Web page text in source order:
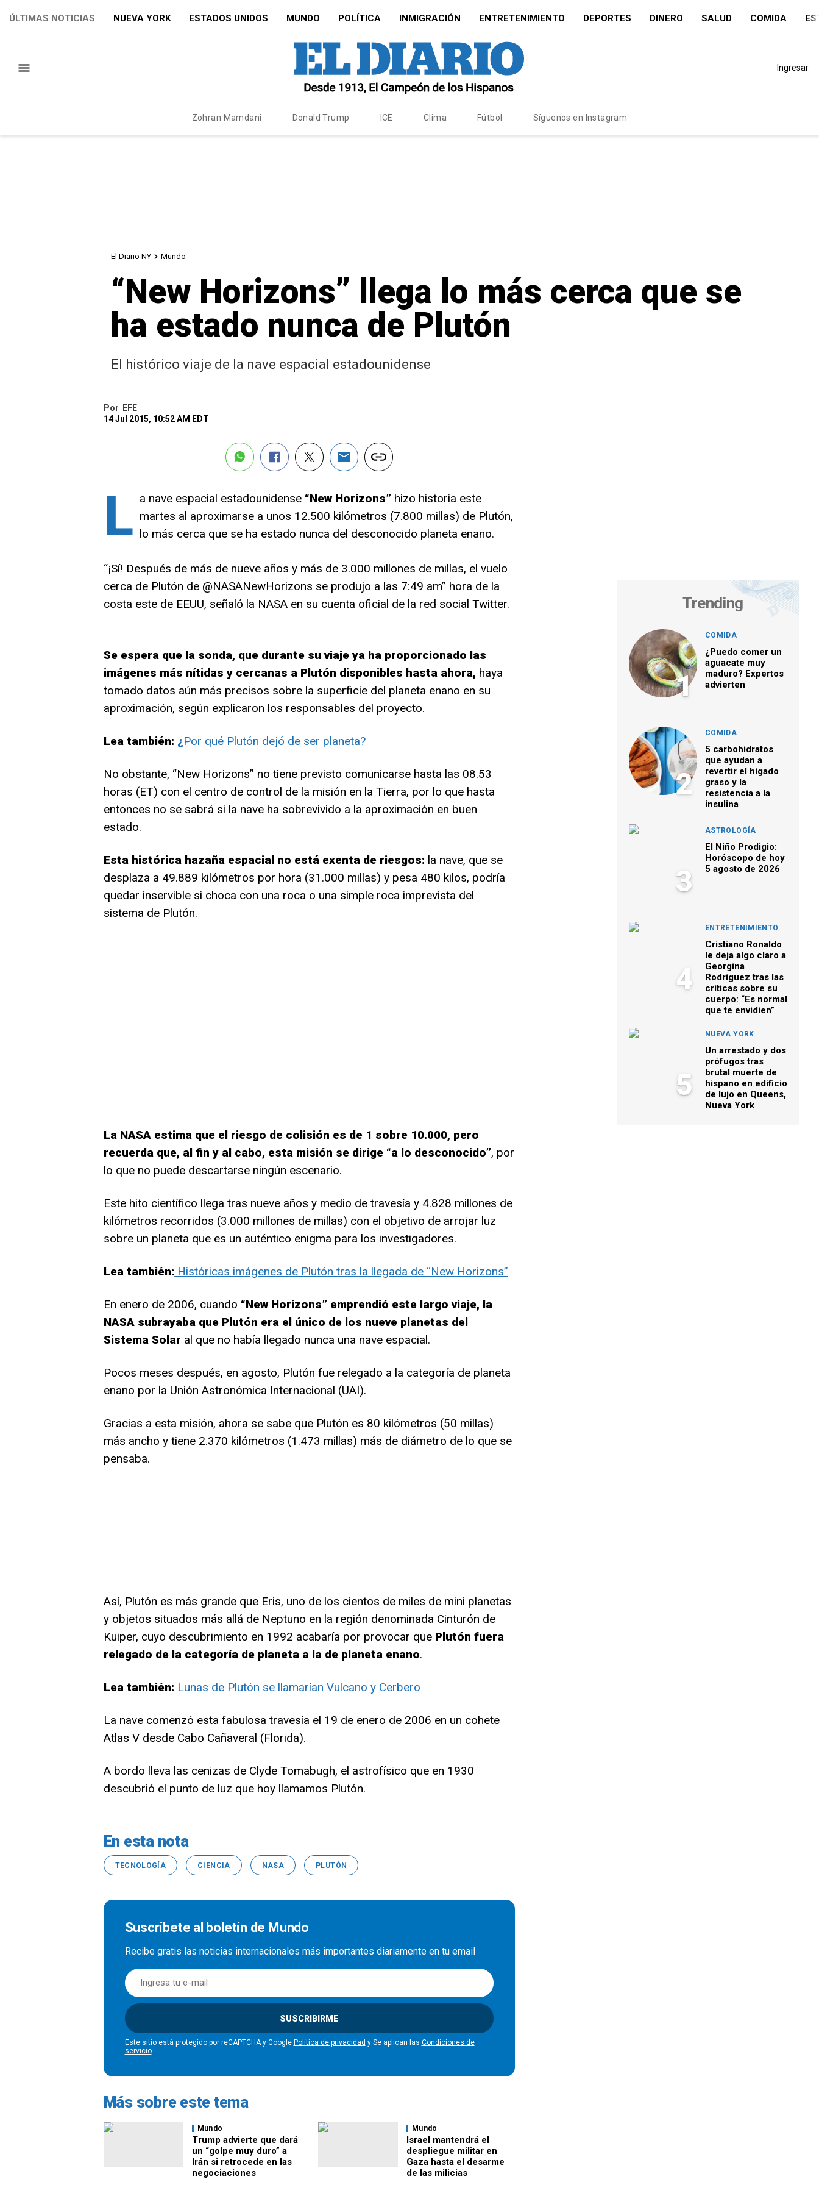
ÚLTIMAS NOTICIAS NUEVA YORK ESTADOS UNIDOS MUNDO POLÍTICA INMIGRACIÓN ENTRETENIMIENTO DEPORTES DINERO SALUD COMIDA
Ingresar
Zohran Mamdani Donald Trump ICE Clima Fútbol Síguenos en Instagram
El Diario NY Mundo
“New Horizons” llega lo más cerca que se
ha estado nunca de Plutón
El histórico viaje de la nave espacial estadounidense
Por
EFE
14 Jul 2015, 10:52 AM EDT
L a nave espacial estadounidense “New Horizons” hizo historia este
martes al aproximarse a unos 12.500 kilómetros (7.800 millas) de Plutón,
lo más cerca que se ha estado nunca del desconocido planeta enano.
“¡Sí! Después de más de nueve años y más de 3.000 millones de millas, el vuelo
cerca de Plutón de @NASANewHorizons se produjo a las 7:49 am” hora de la
costa este de EEUU, señaló la NASA en su cuenta oficial de la red social Twitter.
Se espera que la sonda, que durante su viaje ya ha proporcionado las
imágenes más nítidas y cercanas a Plutón disponibles hasta ahora, haya
tomado datos aún más precisos sobre la superficie del planeta enano en su
aproximación, según explicaron los responsables del proyecto.
Lea también: ¿Por qué Plutón dejó de ser planeta?
No obstante, “New Horizons” no tiene previsto comunicarse hasta las 08.53
horas (ET) con el centro de control de la misión en la Tierra, por lo que hasta
entonces no se sabrá si la nave ha sobrevivido a la aproximación en buen
estado.
Esta histórica hazaña espacial no está exenta de riesgos: la nave, que se
desplaza a 49.889 kilómetros por hora (31.000 millas) y pesa 480 kilos, podría
quedar inservible si choca con una roca o una simple roca imprevista del
sistema de Plutón.
La NASA estima que el riesgo de colisión es de 1 sobre 10.000, pero
recuerda que, al fin y al cabo, esta misión se dirige “a lo desconocido”, por
lo que no puede descartarse ningún escenario.
Este hito científico llega tras nueve años y medio de travesía y 4.828 millones de
kilómetros recorridos (3.000 millones de millas) con el objetivo de arrojar luz
sobre un planeta que es un auténtico enigma para los investigadores.
Lea también: Históricas imágenes de Plutón tras la llegada de “New Horizons”
En enero de 2006, cuando “New Horizons” emprendió este largo viaje, la
NASA subrayaba que Plutón era el único de los nueve planetas del
Sistema Solar al que no había llegado nunca una nave espacial.
Pocos meses después, en agosto, Plutón fue relegado a la categoría de planeta
enano por la Unión Astronómica Internacional (UAI).
Gracias a esta misión, ahora se sabe que Plutón es 80 kilómetros (50 millas)
más ancho y tiene 2.370 kilómetros (1.473 millas) más de diámetro de lo que se
pensaba.
Así, Plutón es más grande que Eris, uno de los cientos de miles de mini planetas
y objetos situados más allá de Neptuno en la región denominada Cinturón de
Kuiper, cuyo descubrimiento en 1992 acabaría por provocar que Plutón fuera
relegado de la categoría de planeta a la de planeta enano.
Lea también: Lunas de Plutón se llamarían Vulcano y Cerbero
La nave comenzó esta fabulosa travesía el 19 de enero de 2006 en un cohete
Atlas V desde Cabo Cañaveral (Florida).
A bordo lleva las cenizas de Clyde Tomabugh, el astrofísico que en 1930
descubrió el punto de luz que hoy llamamos Plutón.
En esta nota
TECNOLOGÍA CIENCIA NASA PLUTÓN
Suscríbete al boletín de Mundo
Recibe gratis las noticias internacionales más importantes diariamente en tu email
SUSCRIBIRME
Este sitio está protegido por reCAPTCHA y Google Política de privacidad y Se aplican las Condiciones de
servicio.
Más sobre este tema
Mundo
Trump advierte que dará
un “golpe muy duro” a
Irán si retrocede en las
negociaciones
Mundo
Israel mantendrá el
despliegue militar en
Gaza hasta el desarme
de las milicias
Trending
1
COMIDA
¿Puedo comer un
aguacate muy
maduro? Expertos
advierten
2
COMIDA
5 carbohidratos
que ayudan a
revertir el hígado
graso y la
resistencia a la
insulina
3
ASTROLOGÍA
El Niño Prodigio:
Horóscopo de hoy
5 agosto de 2026
4
ENTRETENIMIENTO
Cristiano Ronaldo
le deja algo claro a
Georgina
Rodríguez tras las
críticas sobre su
cuerpo: “Es normal
que te envidien”
5
NUEVA YORK
Un arrestado y dos
prófugos tras
brutal muerte de
hispano en edificio
de lujo en Queens,
Nueva York